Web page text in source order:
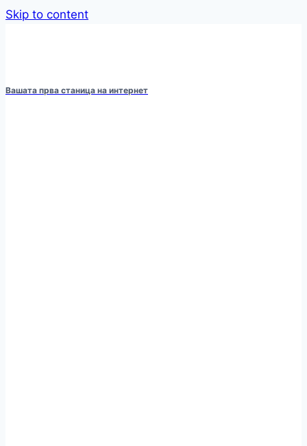
Skip to content
Вашата прва станица на интернет